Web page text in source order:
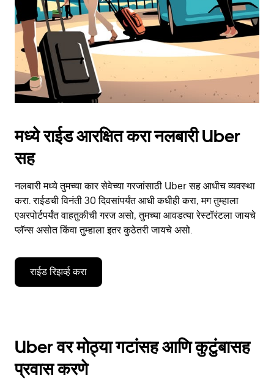
close
the
calendar.
मध्ये राईड आरक्षित करा नलबारी Uber
सह
नलबारी मध्ये तुमच्या कार सेवेच्या गरजांसाठी Uber सह आधीच व्यवस्था
करा. राईडची विनंती 30 दिवसांपर्यंत आधी कधीही करा, मग तुम्हाला
एअरपोर्टपर्यंत वाहतुकीची गरज असो, तुमच्या आवडत्या रेस्टॉरंटला जायचे
प्लॅन्स असोत किंवा तुम्हाला इतर कुठेतरी जायचे असो.
राईड रिझर्व्ह करा
Uber वर मोठ्या गटांसह आणि कुटुंबासह
प्रवास करणे